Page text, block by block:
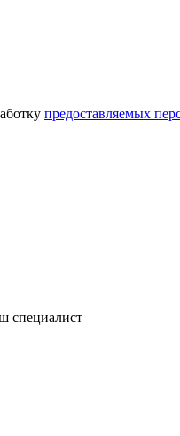
предоставляемых
специалист